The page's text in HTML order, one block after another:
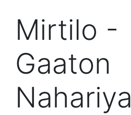
Mirtilo -
Gaaton
Nahariya